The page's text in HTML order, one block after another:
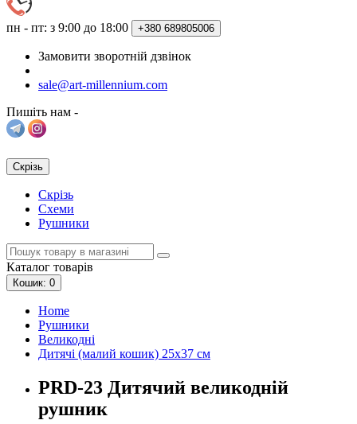
пн - пт: з 9:00 до 18:00 +380 689805006
Замовити зворотній дзвінок
sale@art-millennium.com
Пишіть нам -
Скрізь
Скрізь
Схеми
Рушники
Каталог товарів
Кошик: 0
Home
Рушники
Великодні
Дитячі (малий кошик) 25х37 см
PRD-23 Дитячий великодній
рушник